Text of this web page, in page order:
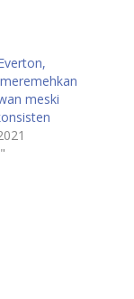
meski